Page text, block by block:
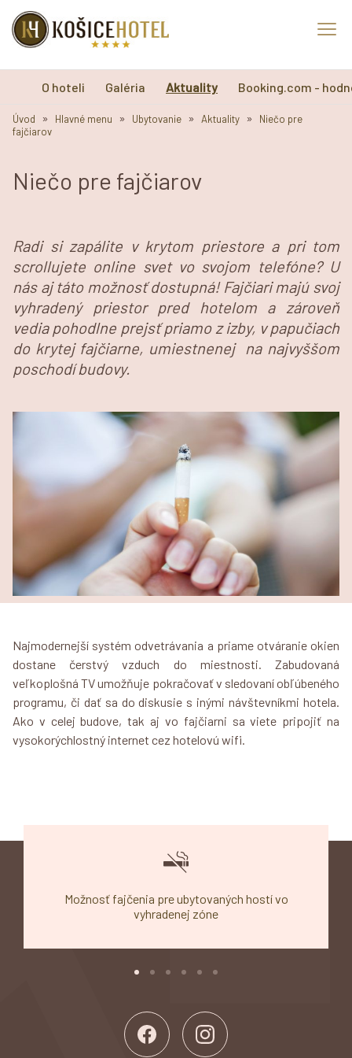
O hoteli Galéria Aktuality Booking.com -
Úvod » Hlavné menu » Ubytovanie » Aktuality »
Niečo pre
fajčiarov
Niečo pre fajčiarov
Radi si zapálite v krytom priestore a pri tom
scrollujete online svet vo svojom telefóne? U
nás aj táto možnosť dostupná! Fajčiari majú svoj
vyhradený priestor pred hotelom a zároveň
vedia pohodlne prejsť priamo z izby, v papučiach
do krytej fajčiarne, umiestnenej na najvyššom
poschodí budovy.
Najmodernejší systém odvetrávania a priame otváranie okien
dostane čerstvý vzduch do miestnosti. Zabudovaná
veľkoplošná TV umožňuje pokračovať v sledovaní obľúbeného
programu, či dať sa do diskusie s inými návštevníkmi hotela.
Ako v celej budove, tak aj vo fajčiarni sa viete pripojiť na
vysokorýchlostný internet cez hotelovú wifi.
Možnosť fajčenia pre ubytovaných hostí vo
vyhradenej zóne